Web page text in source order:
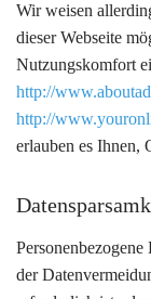
Wir weisen
dieser Webseite
Nutzungskomfort
http://
http://
erlauben es Ihnen,
der